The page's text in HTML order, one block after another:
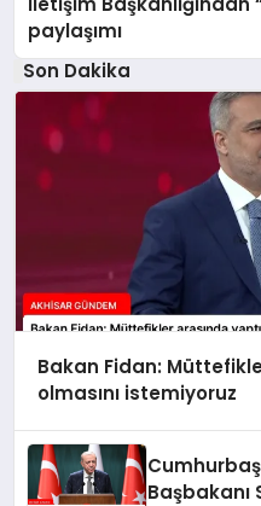
paylaşımı
Son Dakika
Bakan Fidan:
olmasını istemiyoruz
Başbakanı